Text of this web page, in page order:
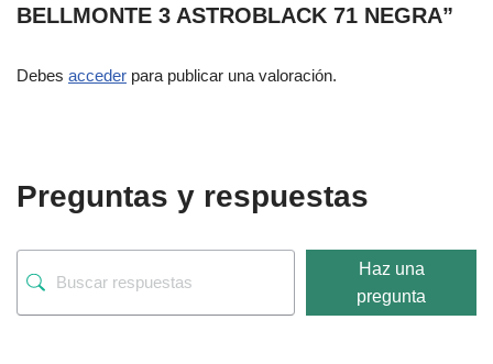
BELLMONTE 3 ASTROBLACK 71 NEGRA”
Debes acceder para publicar una valoración.
Preguntas y respuestas
Haz una
pregunta